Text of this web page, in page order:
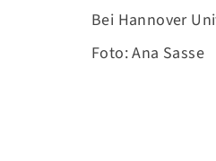
Bei Hannover
Foto: Ana Sasse